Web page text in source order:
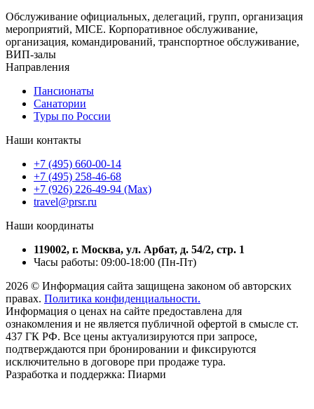
Обслуживание официальных, делегаций, групп, организация
мероприятий, MICE. Корпоративное обслуживание,
организация, командирований, транспортное обслуживание,
ВИП-залы
Направления
Пансионаты
Санатории
Туры по России
Наши контакты
+7 (495) 660-00-14
+7 (495) 258-46-68
+7 (926) 226-49-94 (Max)
travel@prsr.ru
Наши координаты
119002, г. Москва, ул. Арбат, д. 54/2, стр. 1
Часы работы: 09:00-18:00 (Пн-Пт)
2026 © Информация сайта защищена законом об авторских
правах. Политика конфиденциальности.
Информация о ценах на сайте предоставлена для
ознакомления и не является публичной офертой в смысле ст.
437 ГК РФ. Все цены актуализируются при запросе,
подтверждаются при бронировании и фиксируются
исключительно в договоре при продаже тура.
Разработка и поддержка: Пиарми